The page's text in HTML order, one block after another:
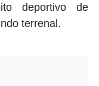
deportivo de
terrenal.